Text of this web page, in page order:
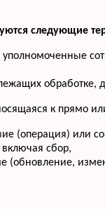
следующие
к прямо
(операция) или
сбор,
(обновление,